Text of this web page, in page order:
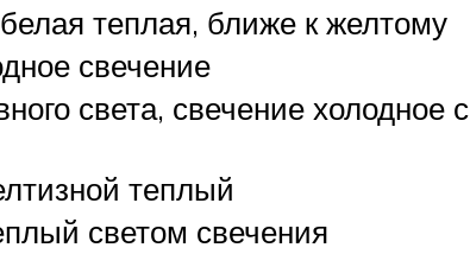
теплая, ближе к желтому
свечение
света, свечение холодное с
теплый
светом свечения